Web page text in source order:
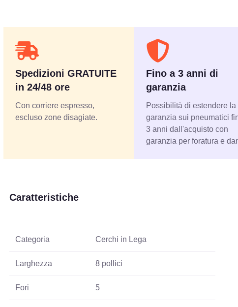
Spedizioni GRATUITE
in 24/48 ore
Con corriere espresso,
escluso zone disagiate.
Fino a 3 anni di
garanzia
Possibilità di estendere la
garanzia sui pneumatici
3 anni dall'acquisto con
garanzia per foratura e
Caratteristiche
Categoria Cerchi in Lega
Larghezza 8 pollici
Fori 5